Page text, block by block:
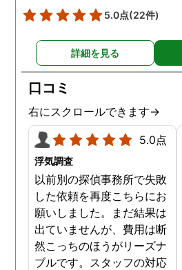
5.0点(22件)
詳細を見る
口コミ
右にスクロールできます→
5.0点
浮気調査
以前別の探偵事務所で失敗
した依頼を再度こちらにお
願いしました。まだ結果は
出ていませんが、費用は断
然こっちのほうがリーズナ
ブルです。スタッフの対応